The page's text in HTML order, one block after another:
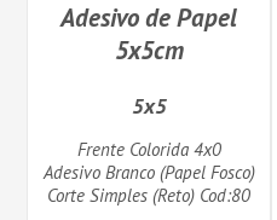
Adesivo de Papel
5x5cm
5x5
Frente Colorida 4x0
Adesivo Branco (Papel Fosco)
Corte Simples (Reto) Cod:80